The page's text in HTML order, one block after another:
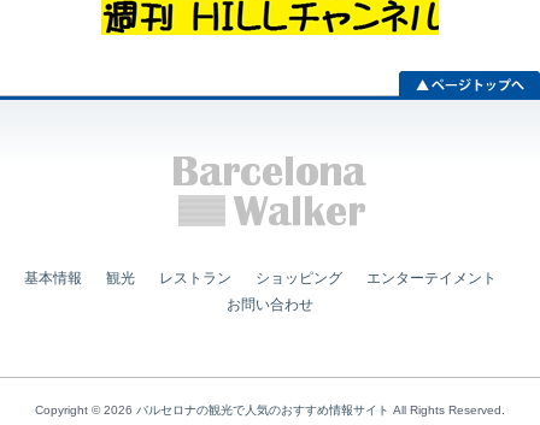
基本情報 観光 レストラン ショッピング
エンターテイメント
お問い合わせ
Copyright © 2026 バルセロナの観光で人気のおすすめ情報サイト All Rights Reserved.